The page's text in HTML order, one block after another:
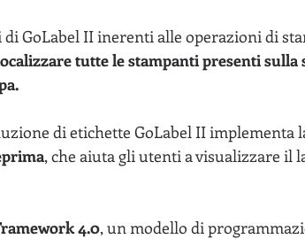
GoLabel II inerenti alle operazioni di
tutte le stampanti presenti sulla
di etichette GoLabel II implementa
, che aiuta gli utenti a visualizzare il
4.0, un modello di